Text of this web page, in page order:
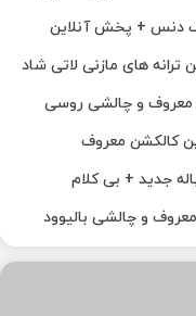
دنس + پخش آنلاین
ترانه های مازنی لاتی شاد
معروف و چالشی روسی
کالکشن معروف
جدید + بی کلام
و چالشی بالیوود